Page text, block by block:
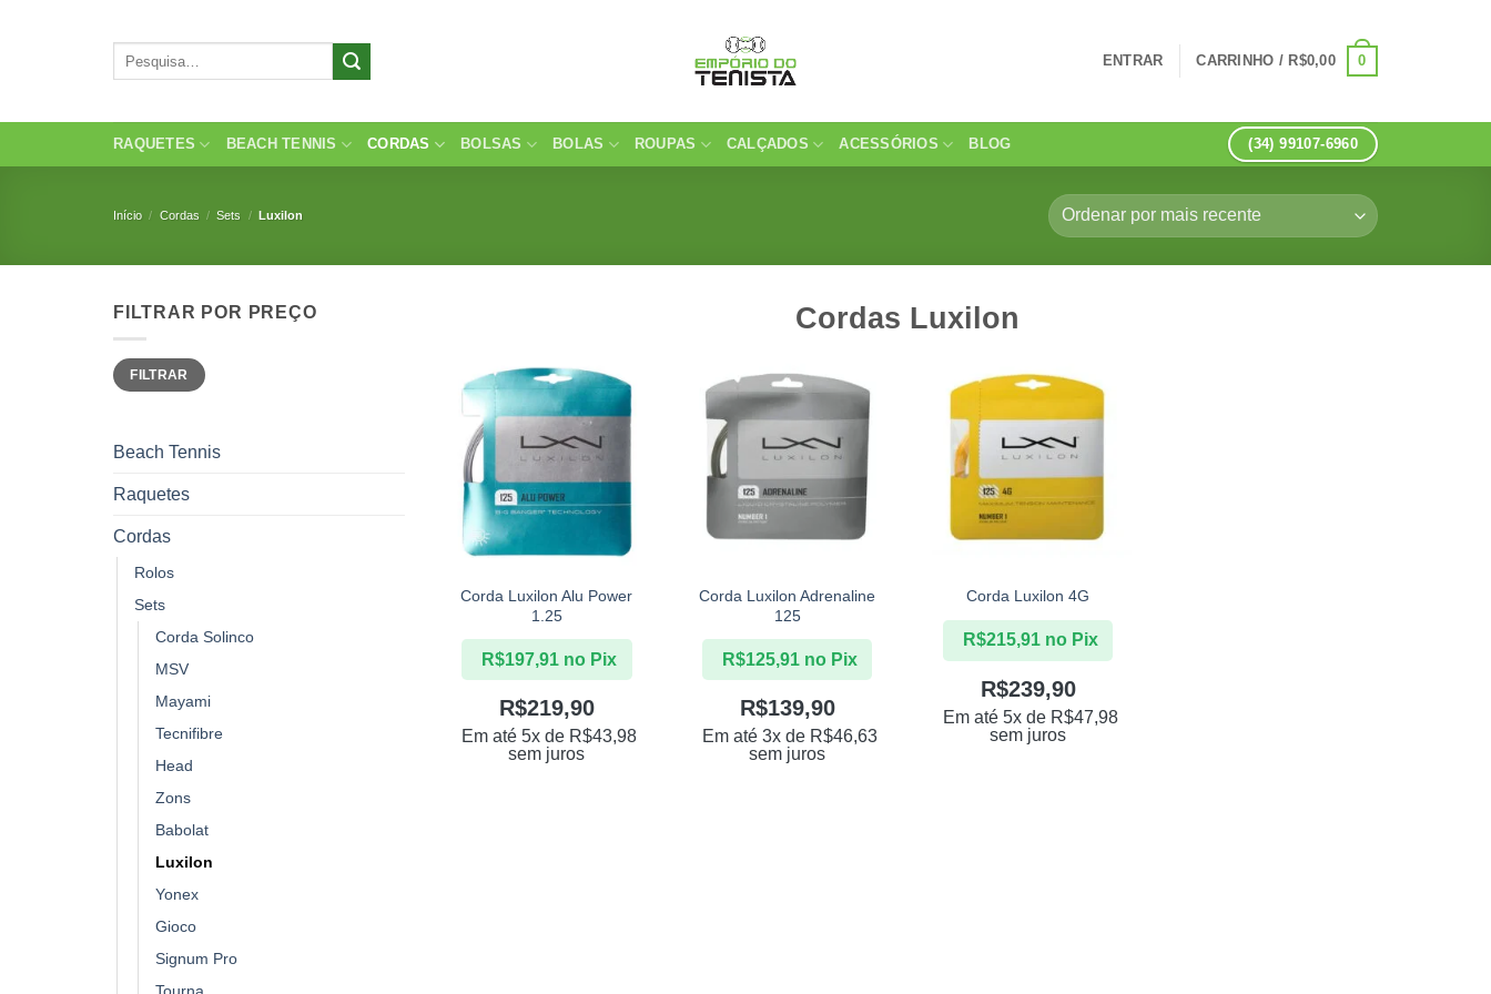
ENTRAR CARRINHO / R$0,00 0
RAQUETES BEACH TENNIS CORDAS BOLSAS BOLAS ROUPAS CALÇADOS ACESSÓRIOS BLOG (34) 99107-6960
Início / Cordas / Sets / Luxilon
FILTRAR POR PREÇO
Preço
mínimo
Preço
máximo
FILTRAR
Beach Tennis
Raquetes
Cordas
Rolos
Sets
Corda Solinco
MSV
Mayami
Tecnifibre
Head
Zons
Babolat
Luxilon
Yonex
Gioco
Signum Pro
Cordas Luxilon
+
Corda Luxilon Alu Power
1.25
R$219,90
Em até 5x de R$43,98
sem juros
R$197,91 no Pix
Corda Luxilon Adrenaline
125
R$139,90
Em até 3x de R$46,63
sem juros
R$125,91 no Pix
Corda Luxilon 4G
R$239,90
Em até 5x de R$47,98
sem juros
R$215,91 no Pix